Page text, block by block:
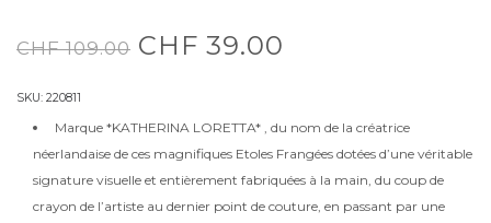
CHF109.00 CHF 39.00
SKU: 220811
Marque *KATHERINA LORETTA* , du nom de la créatrice
néerlandaise de ces magnifiques Etoles Frangées dotées d’une véritable
signature visuelle et entièrement fabriquées à la main, du coup de
crayon de l’artiste au dernier point de couture, en passant par une